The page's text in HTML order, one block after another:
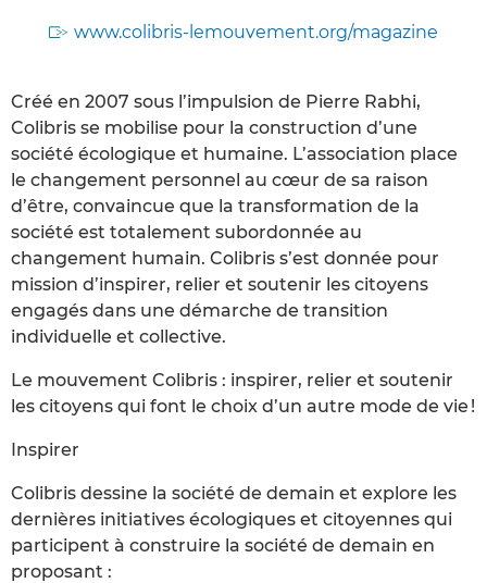
www.colibris-lemouvement.org/magazine
Créé en 2007 sous l’impulsion de Pierre Rabhi,
Colibris se mobilise pour la construction d’une
société écologique et humaine. L’association place
le changement personnel au cœur de sa raison
d’être, convaincue que la transformation de la
société est totalement subordonnée au
changement humain. Colibris s’est donnée pour
mission d’inspirer, relier et soutenir les citoyens
engagés dans une démarche de transition
individuelle et collective.
Le mouvement Colibris : inspirer, relier et soutenir
les citoyens qui font le choix d’un autre mode de vie !
Inspirer
Colibris dessine la société de demain et explore les
dernières initiatives écologiques et citoyennes qui
participent à construire la société de demain en
proposant :